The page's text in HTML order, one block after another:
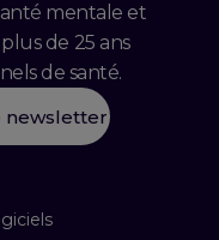
mentale et
de 25 ans
de santé.
newsletter